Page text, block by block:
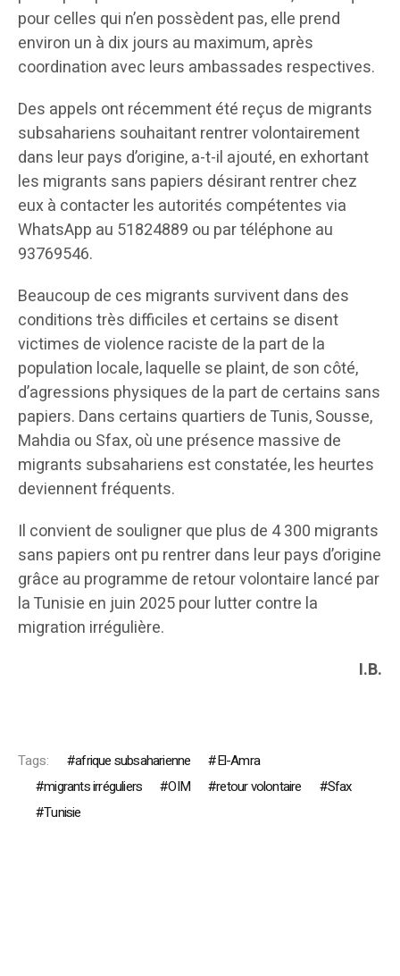
pour celles qui n’en possèdent pas, elle prend
environ un à dix jours au maximum, après
coordination avec leurs ambassades respectives.
Des appels ont récemment été reçus de migrants
subsahariens souhaitant rentrer volontairement
dans leur pays d’origine, a-t-il ajouté, en exhortant
les migrants sans papiers désirant rentrer chez
eux à contacter les autorités compétentes via
WhatsApp au 51824889 ou par téléphone au
93769546.
Beaucoup de ces migrants survivent dans des
conditions très difficiles et certains se disent
victimes de violence raciste de la part de la
population locale, laquelle se plaint, de son côté,
d’agressions physiques de la part de certains sans
papiers. Dans certains quartiers de Tunis, Sousse,
Mahdia ou Sfax, où une présence massive de
migrants subsahariens est constatée, les heurtes
deviennent fréquents.
Il convient de souligner que plus de 4 300 migrants
sans papiers ont pu rentrer dans leur pays d’origine
grâce au programme de retour volontaire lancé par
la Tunisie en juin 2025 pour lutter contre la
migration irrégulière.
I.B.
Tags: afrique subsaharienne
El-Amra
migrants irréguliers
OIM retour volontaire
Sfax
Tunisie